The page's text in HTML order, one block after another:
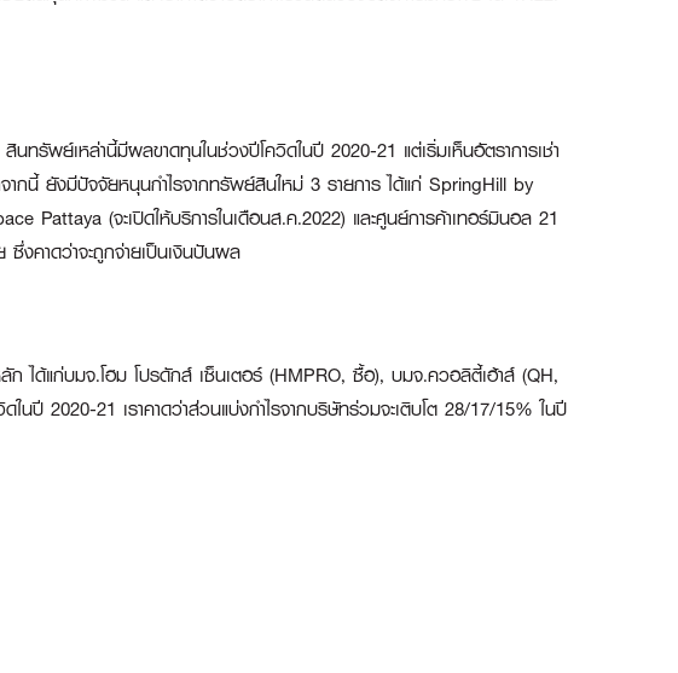
รัพย์เหล่านี้มีผลขาดทุนในช่วงปีโควิดในปี 2020-21 แต่เริ่มเห็นอัตราการเช่า
จากนี้ ยังมีปัจจัยหนุนกำไรจากทรัพย์สินใหม่ 3 รายการ ได้แก่ SpringHill by
Pattaya (จะเปิดให้บริการในเดือนส.ค.2022) และศูนย์การค้าเทอร์มินอล 21
งคาดว่าจะถูกจ่ายเป็นเงินปันผล
ได้แก่บมจ.โฮม โปรดักส์ เซ็นเตอร์ (HMPRO, ซื้อ), บมจ.ควอลิตี้เฮ้าส์ (QH,
2020-21 เราคาดว่าส่วนแบ่งกำไรจากบริษัทร่วมจะเติบโต 28/17/15% ในปี